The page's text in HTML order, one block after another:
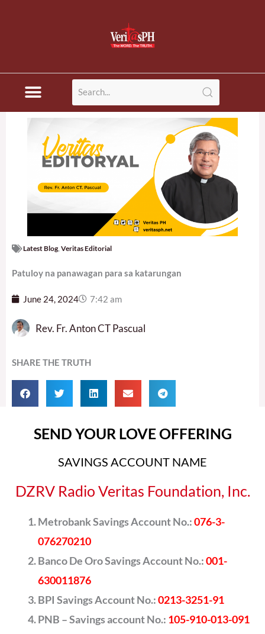
Latest Blog Veritas Editorial
Patuloy na panawagan para sa katarungan
June 24, 2024 7:42 am
Rev. Fr. Anton CT Pascual
SHARE THE TRUTH
SEND YOUR LOVE OFFERING
SAVINGS ACCOUNT NAME
DZRV Radio Veritas Foundation, Inc.
Metrobank Savings Account No.:076-3-
076270210
Banco De Oro Savings Account No.:001-
630011876
BPI Savings Account No.:0213-3251-91
PNB – Savings account No.: 105-910-013-091